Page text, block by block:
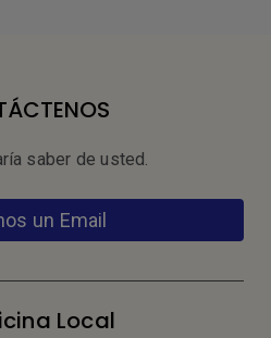
saber de usted.
un Email
Local